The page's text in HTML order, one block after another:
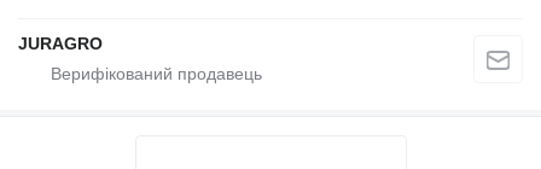
JURAGRO